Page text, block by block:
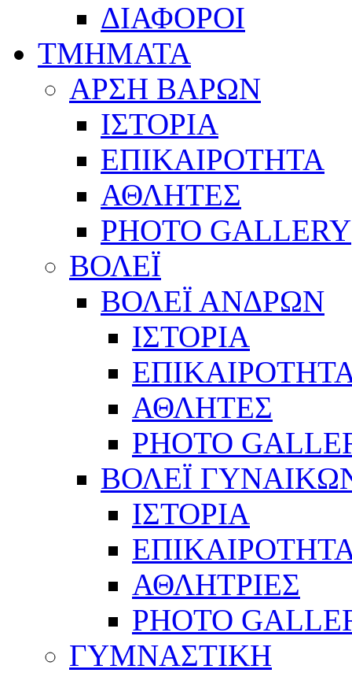
ΔΙΑΦΟΡΟΙ
ΤΜΗΜΑΤΑ
ΑΡΣΗ ΒΑΡΩΝ
ΙΣΤΟΡΙΑ
ΕΠΙΚΑΙΡΟΤΗΤΑ
ΑΘΛΗΤΕΣ
PHOTO GALLERY
ΒΟΛΕΪ
ΒΟΛΕΪ ΑΝΔΡΩΝ
ΙΣΤΟΡΙΑ
ΑΘΛΗΤΕΣ
PHOTO
ΒΟΛΕΪ
ΙΣΤΟΡΙΑ
ΑΘΛΗΤΡΙΕΣ
PHOTO
ΓΥΜΝΑΣΤΙΚΗ